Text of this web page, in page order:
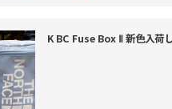
K BC Fuse Box Ⅱ 新色入荷